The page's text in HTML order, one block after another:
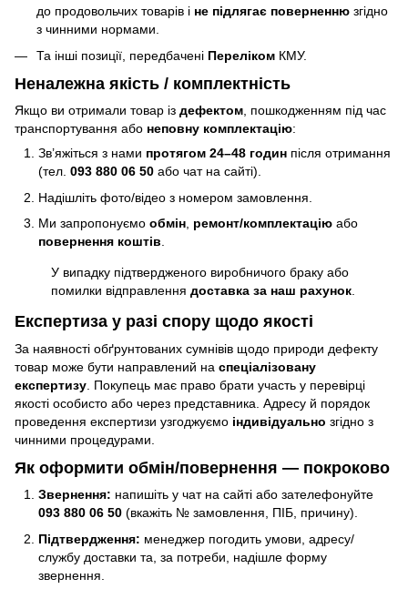
до продовольчих товарів і не підлягає поверненню згідно
з чинними нормами.
Та інші позиції, передбачені Переліком КМУ.
Неналежна якість / комплектність
Якщо ви отримали товар із дефектом, пошкодженням під час
транспортування або неповну комплектацію:
Зв’яжіться з нами протягом 24–48 годин після отримання
(тел. 093 880 06 50 або чат на сайті).
Надішліть фото/відео з номером замовлення.
Ми запропонуємо обмін ремонт/комплектацію або
повернення коштів
У випадку підтвердженого виробничого браку або
помилки відправлення доставка за наш рахунок
Експертиза у разі спору щодо якості
За наявності обґрунтованих сумнівів щодо природи дефекту
товар може бути направлений на спеціалізовану
експертизу . Покупець має право брати участь у перевірці
якості особисто або через представника. Адресу й порядок
проведення експертизи узгоджуємо індивідуально згідно з
чинними процедурами.
Як оформити обмін/повернення — покроково
Звернення: напишіть у чат на сайті або зателефонуйте
093 880 06 50 (вкажіть № замовлення, ПІБ, причину).
Підтвердження: менеджер погодить умови, адресу/
службу доставки та, за потреби, надішле форму
звернення.